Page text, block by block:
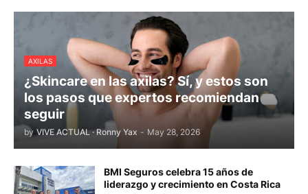
AXILAS
¿Skincare en las axilas? Sí, y estos son
los pasos que expertos recomiendan
seguir
by VIVE ACTUAL · Ronny Yax - May 28, 2026
BMI Seguros celebra 15 años de
liderazgo y crecimiento en Costa Rica